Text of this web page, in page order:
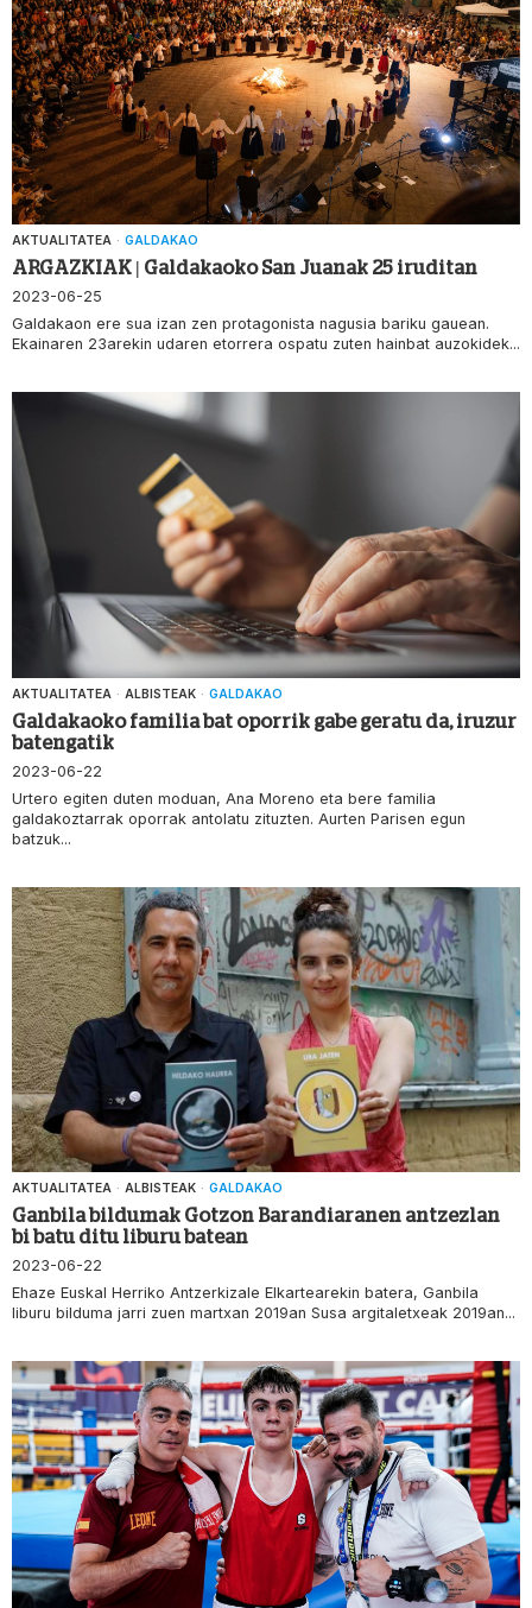
AKTUALITATEA · GALDAKAO
ARGAZKIAK | Galdakaoko San Juanak 25 iruditan
2023-06-25
Galdakaon ere sua izan zen protagonista nagusia bariku gauean.
Ekainaren 23arekin udaren etorrera ospatu zuten hainbat auzokidek...
AKTUALITATEA · ALBISTEAK · GALDAKAO
Galdakaoko familia bat oporrik gabe geratu da, iruzur
batengatik
2023-06-22
Urtero egiten duten moduan, Ana Moreno eta bere familia
galdakoztarrak oporrak antolatu zituzten. Aurten Parisen egun
batzuk...
AKTUALITATEA · ALBISTEAK · GALDAKAO
Ganbila bildumak Gotzon Barandiaranen antzezlan
bi batu ditu liburu batean
2023-06-22
Ehaze Euskal Herriko Antzerkizale Elkartearekin batera, Ganbila
liburu bilduma jarri zuen martxan 2019an Susa argitaletxeak 2019an...